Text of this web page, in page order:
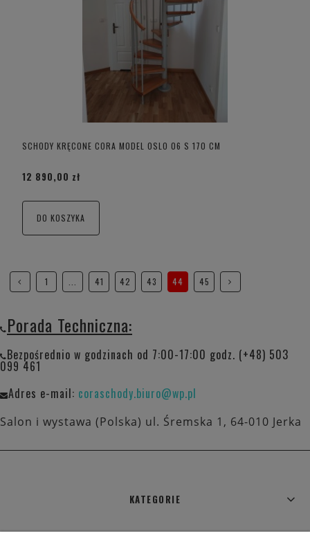
SCHODY KRĘCONE CORA MODEL OSLO 06 S 170 CM
12 890,00 zł
DO KOSZYKA
1 41 42 43 44 45
Porada Techniczna:
Bezpośrednio w godzinach od 7:00-17:00 godz. (+48) 503
099 461
Adres e-mail: coraschody.biuro@wp.pl
Salon i wystawa (Polska) ul. Śremska 1, 64-010 Jerka
KATEGORIE